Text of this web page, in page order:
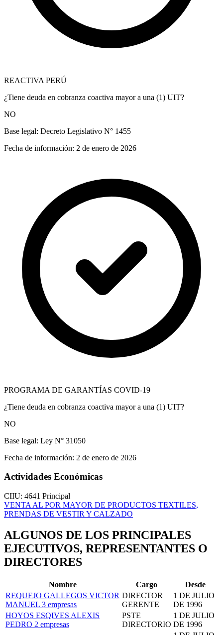
REACTIVA PERÚ
¿Tiene deuda en cobranza coactiva mayor a una (1) UIT?
NO
Base legal: Decreto Legislativo N° 1455
Fecha de información: 2 de enero de 2026
PROGRAMA DE GARANTÍAS COVID-19
¿Tiene deuda en cobranza coactiva mayor a una (1) UIT?
NO
Base legal: Ley N° 31050
Fecha de información: 2 de enero de 2026
Actividades Económicas
CIIU: 4641 Principal
VENTA AL POR MAYOR DE PRODUCTOS TEXTILES,
PRENDAS DE VESTIR Y CALZADO
ALGUNOS DE LOS PRINCIPALES
EJECUTIVOS, REPRESENTANTES O
DIRECTORES
Nombre Cargo
Desde
REQUEJO GALLEGOS VICTOR
MANUEL 3 empresas
DIRECTOR
GERENTE
1 DE JULIO
DE 1996
HOYOS ESQIVES ALEXIS
PEDRO 2 empresas
PSTE
DIRECTORIO
1 DE JULIO
DE 1996